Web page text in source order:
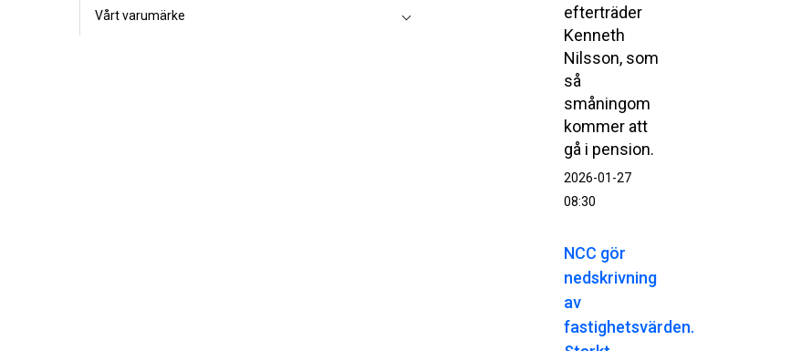
Vårt varumärke
efterträder
Kenneth
Nilsson, som
så
småningom
kommer att
gå i pension.
2026-01-27
08:30
NCC gör
nedskrivning
av
fastighetsvärden.